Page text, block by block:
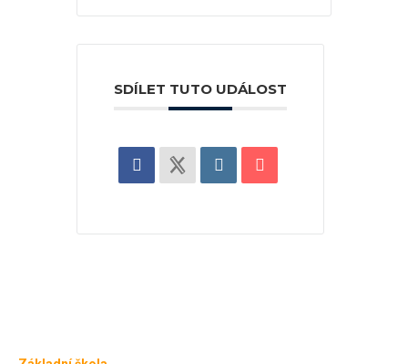
SDÍLET TUTO UDÁLOST